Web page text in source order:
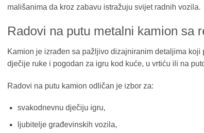
mališanima da kroz zabavu istražuju svijet radnih vozila.
Radovi na putu metalni kamion sa
Kamion je izrađen sa pažljivo dizajniranim detaljima
dječije ruke i pogodan za igru kod kuće, u vrtiću ili na
Radovi na putu kamion odličan je izbor za:
svakodnevnu dječiju igru,
ljubitelje građevinskih vozila,